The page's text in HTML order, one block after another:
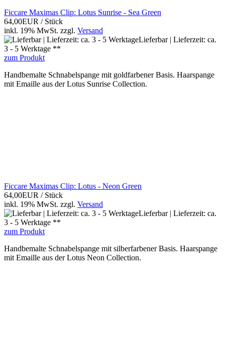
Ficcare Maximas Clip: Lotus Sunrise - Sea Green
64,00EUR / Stück
inkl. 19% MwSt. zzgl. Versand
Lieferbar | Lieferzeit: ca.
3 - 5 Werktage **
zum Produkt
Handbemalte Schnabelspange mit goldfarbener Basis. Haarspange
mit Emaille aus der Lotus Sunrise Collection.
Ficcare Maximas Clip: Lotus - Neon Green
64,00EUR / Stück
inkl. 19% MwSt. zzgl. Versand
Lieferbar | Lieferzeit: ca.
3 - 5 Werktage **
zum Produkt
Handbemalte Schnabelspange mit silberfarbener Basis. Haarspange
mit Emaille aus der Lotus Neon Collection.